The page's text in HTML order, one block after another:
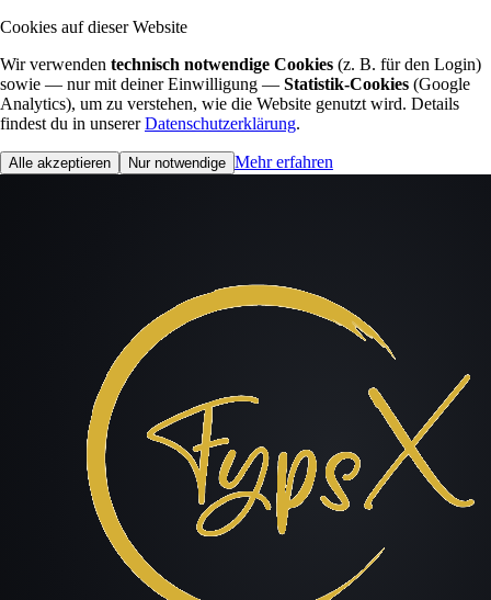
Cookies auf dieser Website
Wir verwenden technisch notwendige Cookies (z. B. für den Login)
sowie — nur mit deiner Einwilligung — Statistik-Cookies (Google
Analytics), um zu verstehen, wie die Website genutzt wird. Details
findest du in unserer Datenschutzerklärung.
Alle akzeptieren Nur notwendige Mehr erfahren